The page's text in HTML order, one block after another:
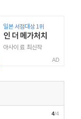
AD
4/4